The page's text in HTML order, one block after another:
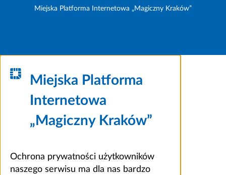
Miejska Platforma Internetowa „Magiczny Kraków”
Miejska Platforma
Internetowa
„Magiczny Kraków”
Ochrona prywatności użytkowników
naszego serwisu ma dla nas bardzo